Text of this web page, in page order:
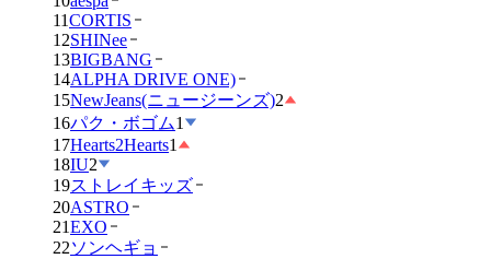
11CORTIS
12SHINee
13BIGBANG
14ALPHA DRIVE ONE)
15NewJeans(ニュージーンズ)2
16パク・ボゴム1
17Hearts2Hearts1
18IU2
19ストレイキッズ
20ASTRO
21EXO
22ソンヘギョ